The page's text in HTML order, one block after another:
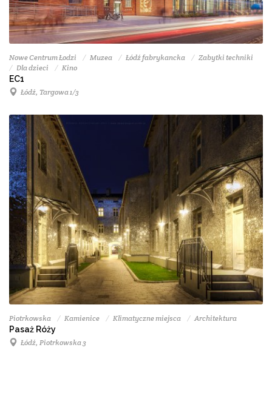
Nowe Centrum Łodzi Muzea Łódź fabrykancka
Zabytki techniki
Dla dzieci
Kino
EC1
Łódź, Targowa 1/3
Piotrkowska Kamienice Klimatyczne miejsca Architektura
Pasaż Róży
Łódź, Piotrkowska 3